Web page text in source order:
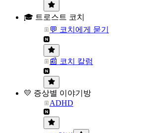
🎓 트로스트 코치
💬 코치에게 묻기
📰 코치 칼럼
💛 증상별 이야기방
ADHD